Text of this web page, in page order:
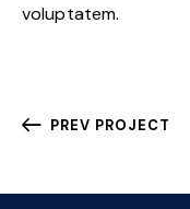
voluptatem.
PREV PROJECT